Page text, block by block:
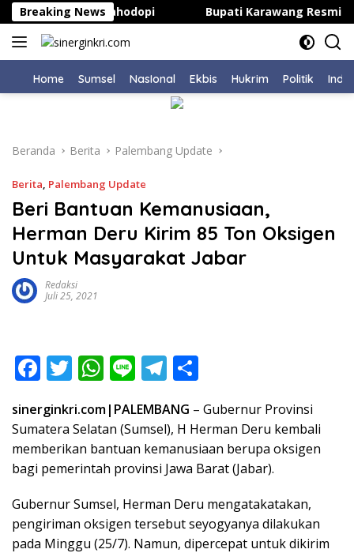
Langsung
ke
konten
Breaking News
Kepsek di Bahodopi Bupati Karawang Resmi
Home Sumsel NasIonal Ekbis Hukrim Politik
Beranda Berita Palembang Update
Berita, Palembang Update
Beri Bantuan Kemanusiaan,
Herman Deru Kirim 85 Ton Oksigen
Untuk Masyarakat Jabar
Redaksi
Juli 25, 2021
F
e
b
o
o
k
T
itt
er
W
at
s
A
p
p
Li
e
T
e
gr
a
m
ar
e
sinerginkri.com|PALEMBANG – Gubernur Provinsi
Sumatera Selatan (Sumsel), H Herman Deru kembali
memberikan bantuan kemanusiaan berupa oksigen
bagi pemerintah provinsi Jawa Barat (Jabar).
Gubernur Sumsel, Herman Deru mengatakatakan,
pengiriman oksigen tersebut seyogyanya dilakukan
pada Minggu (25/7). Namun, dipercepat untuk dikirim